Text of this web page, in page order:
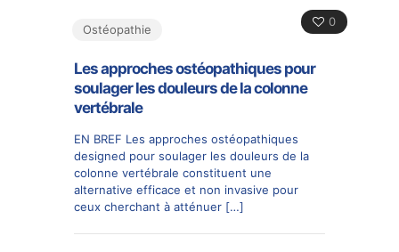
0
Ostéopathie
Les approches ostéopathiques pour
soulager les douleurs de la colonne
vertébrale
EN BREF Les approches ostéopathiques
designed pour soulager les douleurs de la
colonne vertébrale constituent une
alternative efficace et non invasive pour
ceux cherchant à atténuer […]